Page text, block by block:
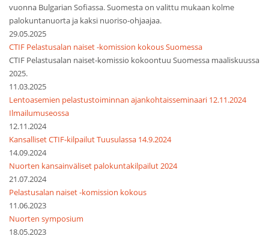
vuonna Bulgarian Sofiassa. Suomesta on valittu mukaan kolme
palokuntanuorta ja kaksi nuoriso-ohjaajaa.
29.05.2025
CTIF Pelastusalan naiset -komission kokous Suomessa
CTIF Pelastusalan naiset-komissio kokoontuu Suomessa maaliskuussa
2025.
11.03.2025
Lentoasemien pelastustoiminnan ajankohtaisseminaari 12.11.2024
Ilmailumuseossa
12.11.2024
Kansalliset CTIF-kilpailut Tuusulassa 14.9.2024
14.09.2024
Nuorten kansainväliset palokuntakilpailut 2024
21.07.2024
Pelastusalan naiset -komission kokous
11.06.2023
Nuorten symposium
18.05.2023